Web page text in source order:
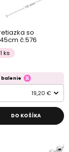
so
č.576
1 ks
balenie
19,20 €
DO KOŠÍKA